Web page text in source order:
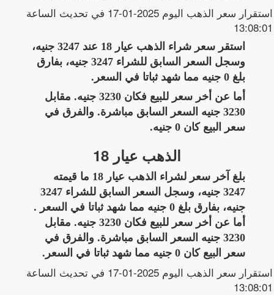
استقرار سعر الذهب اليوم 2025-01-17 في تحديث الساعة
13:08:01
استقر سعر شراء الذهب عيار 18 عند 3247 جنيه،
وسجل السعر السابق للشراء 3247 جنيه، بفارق
بلغ 0 جنيه مما شهد ثباتا في السعر.
أما عن أخر سعر للبيع فكان 3230 جنيه. مقابل
3230 جنيه السعر السابق مباشرة. والفرق في
سعر البيع كان 0 جنيه.
الذهب عيار 18
بلغ آخر سعر لشراء الذهب عيار 18 ما قيمته
3247 جنيه، وسجل السعر السابق للشراء 3247
جنيه، بفارق بلغ 0 جنيه مما شهد ثباتا في السعر .
أما عن أخر سعر للبيع فكان 3230 جنيه. مقابل
3230 جنيه السعر السابق مباشرة. والفرق في
سعر البيع كان 0 جنيه مما شهد ثباتا في السعر.
استقرار سعر الذهب اليوم 2025-01-17 في تحديث الساعة
13:08:01